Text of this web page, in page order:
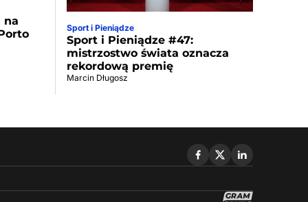
na
Sport i Pieniądze
Sport i Pieniądze #47:
mistrzostwo świata oznacza
rekordową premię
Marcin Długosz